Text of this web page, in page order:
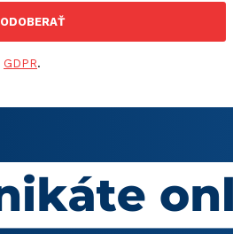
ODOBERAŤ
GDPR.